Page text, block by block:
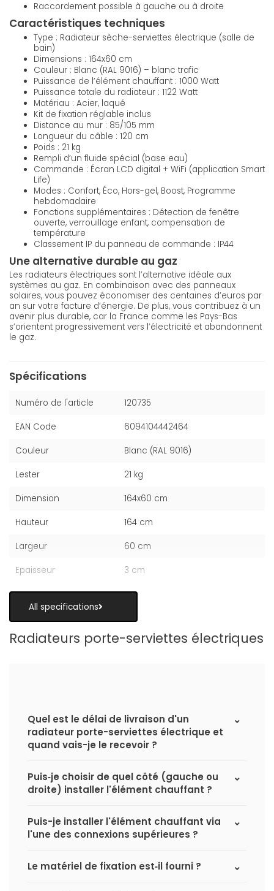
Raccordement possible à gauche ou à droite
Caractéristiques techniques
Type : Radiateur sèche-serviettes électrique (salle de
bain)
Dimensions : 164x60 cm
Couleur : Blanc (RAL 9016) – blanc trafic
Puissance de l’élément chauffant : 1000 Watt
Puissance totale du radiateur : 1122 Watt
Matériau : Acier, laqué
Kit de fixation réglable inclus
Distance au mur : 85/105 mm
Longueur du câble : 120 cm
Poids : 21 kg
Rempli d’un fluide spécial (base eau)
Commande : Écran LCD digital + WiFi (application Smart
Life)
Modes : Confort, Éco, Hors-gel, Boost, Programme
hebdomadaire
Fonctions supplémentaires : Détection de fenêtre
ouverte, verrouillage enfant, compensation de
température
Classement IP du panneau de commande : IP44
Une alternative durable au gaz
Les radiateurs électriques sont l’alternative idéale aux
systèmes au gaz. En combinaison avec des panneaux
solaires, vous pouvez économiser des centaines d’euros par
an sur votre facture d’énergie. De plus, vous contribuez à un
avenir plus durable, car la France comme les Pays-Bas
s’orientent progressivement vers l’électricité et abandonnent
le gaz.
Spécifications
Numéro de l'article 120735
EAN Code 6094104442464
Couleur Blanc (RAL 9016)
Lester 21 kg
Dimension 164x60 cm
Hauteur 164 cm
Largeur 60 cm
Epaisseur 3 cm
All specifications
Radiateurs porte-serviettes électriques
Quel est le délai de livraison d'un
radiateur porte-serviettes électrique et
quand vais-je le recevoir ?
Puis‑je choisir de quel côté (gauche ou
droite) installer l'élément chauffant ?
Puis-je installer l'élément chauffant via
l'une des connexions supérieures ?
Le matériel de fixation est‑il fourni ?